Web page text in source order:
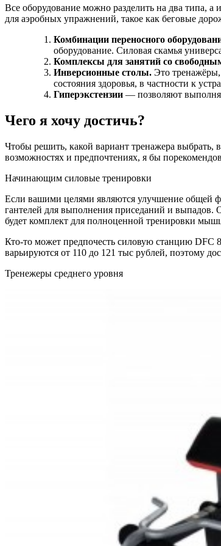
Все оборудование можно разделить на два типа,
для аэробных упражнений, такое как беговые
Комбинации переносного
оборудование. Силовая скамья
Комплексы для занятий со
Инверсионные столы. Это тренажёры,
состояния здоровья, в частности к
Гиперэкстензии — позволяют
Чего я хочу достичь?
Чтобы решить, какой вариант тренажера выбрать,
возможностях и предпочтениях, я бы
Начинающим силовые тренировки
Если вашими целями являются улучшение общей
гантелей для выполнения приседаний и выпадов.
будет комплект для полноценной тренировки
Кто-то может предпочесть силовую станцию DFC
варьируются от 110 до 121 тыс рублей, поэтому
Тренежеры среднего уровня